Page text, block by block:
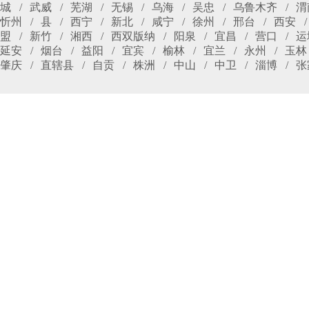
城
武威 芜湖 无锡 乌海 吴忠 乌鲁木齐
渭
忻州
县 西宁 新北 咸宁 徐州 邢台
西安
盟
新竹 湘西 西双版纳 阳泉 宜昌 营口
运
延安
烟台 益阳 宜宾 榆林 宜兰 永州
玉林
肇庆
直辖县 自贡 株洲 中山 中卫 淄博 张